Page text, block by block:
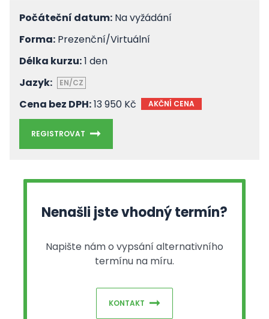
Počáteční datum: Na vyžádání
Forma: Prezenční/Virtuální
Délka kurzu:1 den
Jazyk:
EN/CZ
Cena bez DPH:13 950 Kč AKČNÍ CENA
REGISTROVAT
Nenašli jste vhodný termín?
Napište nám o vypsání alternativního
termínu na míru.
KONTAKT